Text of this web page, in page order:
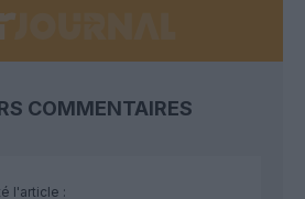
COMMENTAIRES
l'article :